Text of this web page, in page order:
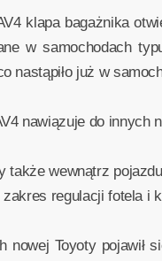
klapa bagażnika
w samochodach
nastąpiło już w
nawiązuje do innych
także wewnątrz
regulacji fotela i
nowej Toyoty